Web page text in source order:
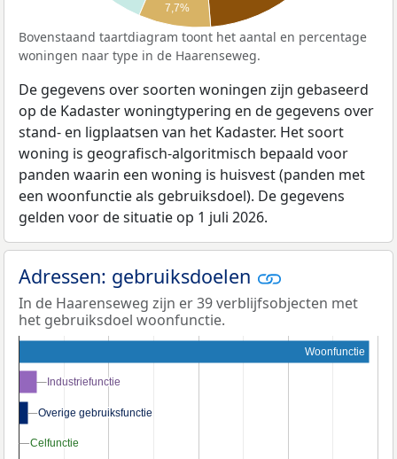
7,7%
Bovenstaand taartdiagram toont het aantal en percentage
woningen naar type in de Haarenseweg.
De gegevens over soorten woningen zijn gebaseerd
op de Kadaster woningtypering en de gegevens over
stand- en ligplaatsen van het Kadaster. Het soort
woning is geografisch-algoritmisch bepaald voor
panden waarin een woning is huisvest (panden met
een woonfunctie als gebruiksdoel). De gegevens
gelden voor de situatie op 1 juli 2026.
Adressen: gebruiksdoelen
In de Haarenseweg zijn er 39 verblijfsobjecten met
het gebruiksdoel woonfunctie.
Woonfunctie
Industriefunctie
Industriefunctie
Overige gebruiksfunctie
Overige gebruiksfunctie
Celfunctie
Celfunctie